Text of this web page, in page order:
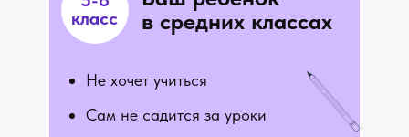
в средних классах
Не хочет учиться
Сам не садится за уроки
класс